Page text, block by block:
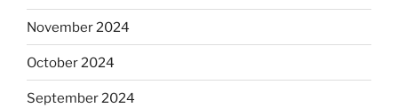
November 2024
October 2024
September 2024